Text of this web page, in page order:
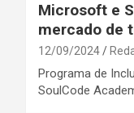
Microsoft e
mercado de
12/09/2024
Programa de
SoulCode